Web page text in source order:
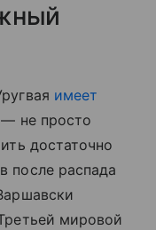
имеет
— не просто
достаточно
после распада
мировой